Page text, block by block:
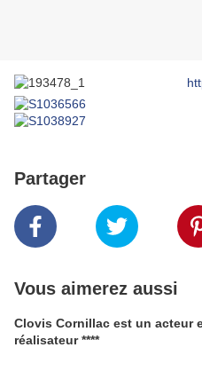
Partager
Vous aimerez aussi
Clovis Cornillac est un acteur
réalisateur ****